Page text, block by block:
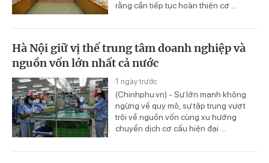
rằng cần tiếp tục hoàn thiện cơ ...
Hà Nội giữ vị thế trung tâm doanh nghiệp và
nguồn vốn lớn nhất cả nước
1 ngày trước
(Chinhphu.vn) - Sự lớn mạnh không
ngừng về quy mô, sự tập trung vượt
trội về nguồn vốn cùng xu hướng
chuyển dịch cơ cấu hiện đại ...